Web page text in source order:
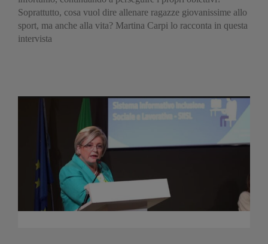
Soprattutto, cosa vuol dire allenare ragazze giovanissime allo
sport, ma anche alla vita? Martina Carpi lo racconta in questa
intervista